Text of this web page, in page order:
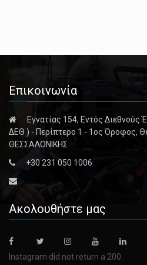
Επικοινωνία
Εγνατίας 154, Εντός
ΔΕΘ ) - Περίπτερο 1 - 1ος Όροφος,
ΘΕΣΣΑΛΟΝΙΚΗΣ
+30 231 050 1006
Ακολουθήστε μας
Instagram did not return a 200.